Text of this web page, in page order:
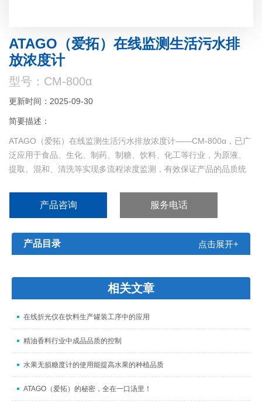
ATAGO（爱拓）在线监测生活污水排
放浓度计
型号：CM-800α
更新时间：2025-09-30
简要描述：
ATAGO（爱拓）在线监测生活污水排放浓度计——CM-800α，已广
泛应用于食品、生化、制药、制糖、饮料、化工等行业，为原液、
提取、混和、清洗等实现多流程浓度监测，有效保证产品的品质统
产品咨询 服务电话
产品目录 点击展开+
相关文章
在线折光仪在饮料生产罐装工序中的应用
精油香料行业中成品品质的控制
水果无损糖度计的使用能提高水果的种植品质
ATAGO（爱拓）的秘密，全在一口汤里！